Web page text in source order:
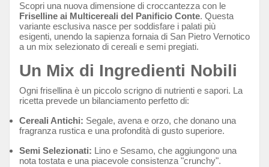
Scopri una nuova dimensione di croccantezza con le
Friselline ai Multicereali del Panificio Conte. Questa
variante esclusiva nasce per soddisfare i palati più
esigenti, unendo la sapienza fornaia di San Pietro Vernotico
a un mix selezionato di cereali e semi pregiati.
Un Mix di Ingredienti Nobili
Ogni frisellina è un piccolo scrigno di nutrienti e sapori. La
ricetta prevede un bilanciamento perfetto di:
Cereali Antichi: Segale, avena e orzo, che donano una
fragranza rustica e una profondità di gusto superiore.
Semi Selezionati: Lino e Sesamo, che aggiungono una
nota tostata e una piacevole consistenza "crunchy".